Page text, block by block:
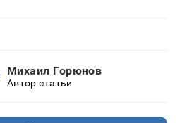
Михаил Горюнов
Автор статьи